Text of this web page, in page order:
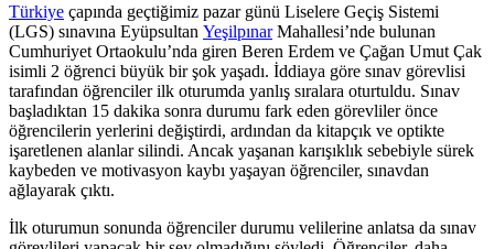
Türkiye çapında geçtiğimiz pazar günü Liselere Geçiş Sistemi
(LGS) sınavına Eyüpsultan YeşilpınarMahallesi’nde bulunan
Cumhuriyet Ortaokulu’nda giren Beren Erdem ve Çağan Umut Çak
isimli 2 öğrenci büyük bir şok yaşadı. İddiaya göre sınav görevlisi
tarafından öğrenciler ilk oturumda yanlış sıralara oturtuldu. Sınav
başladıktan 15 dakika sonra durumu fark eden görevliler önce
öğrencilerin yerlerini değiştirdi, ardından da kitapçık ve optikte
işaretlenen alanlar silindi. Ancak yaşanan karışıklık sebebiyle sürek
kaybeden ve motivasyon kaybı yaşayan öğrenciler, sınavdan
ağlayarak çıktı.
İlk oturumun sonunda öğrenciler durumu velilerine anlatsa da sınav